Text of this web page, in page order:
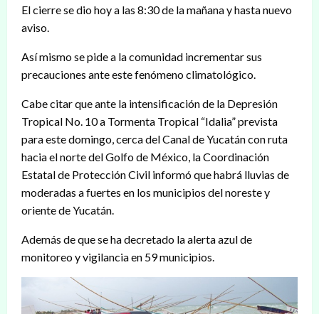
El cierre se dio hoy a las 8:30 de la mañana y hasta nuevo
aviso.
Así mismo se pide a la comunidad incrementar sus
precauciones ante este fenómeno climatológico.
Cabe citar que ante la intensificación de la Depresión
Tropical No. 10 a Tormenta Tropical “Idalia” prevista
para este domingo, cerca del Canal de Yucatán con ruta
hacia el norte del Golfo de México, la Coordinación
Estatal de Protección Civil informó que habrá lluvias de
moderadas a fuertes en los municipios del noreste y
oriente de Yucatán.
Además de que se ha decretado la alerta azul de
monitoreo y vigilancia en 59 municipios.